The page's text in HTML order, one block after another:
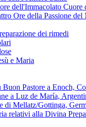
dell'Immacolato Cuore
Ore della Passione del
dei rimedi
e Maria
Buon Pastore a Enoch,
a Luz de María,
di Mellatz/Gottinga,
relativi alla Divina